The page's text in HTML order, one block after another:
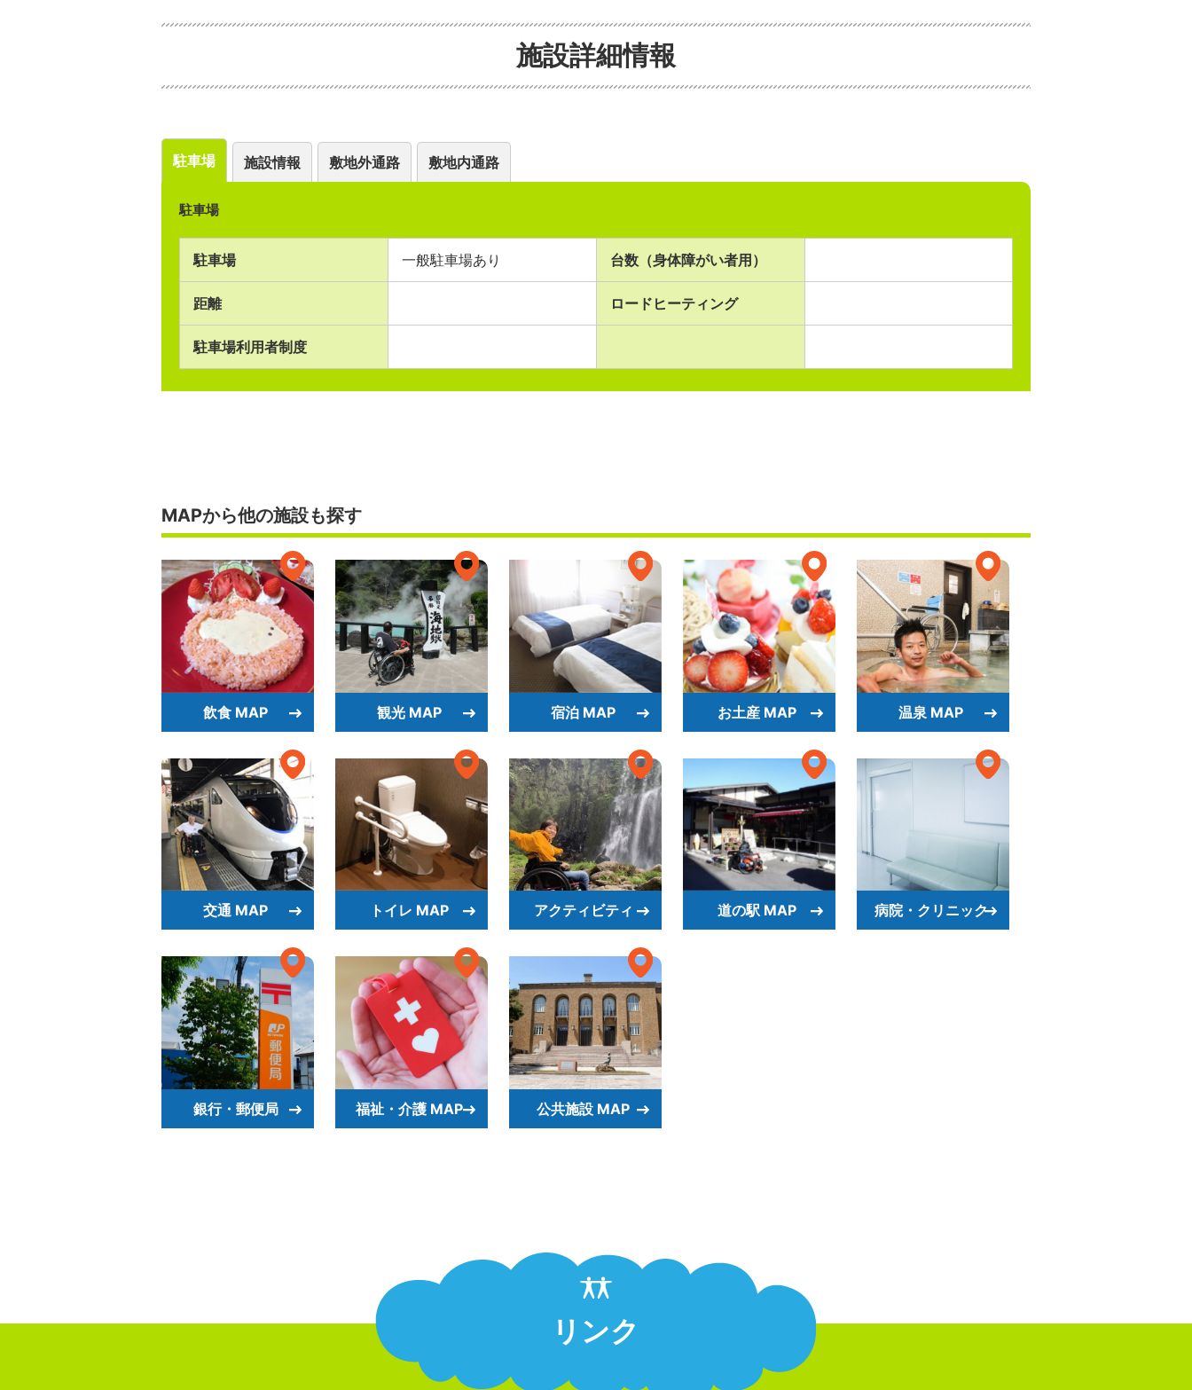
施設詳細情報
駐車場 施設情報 敷地外通路 敷地内通路
駐車場
駐車場 一般駐車場あり 台数（身体障がい者用）
距離 ロードヒーティング
駐車場利用者制度
MAPから他の施設も探す
飲食 MAP 観光 MAP 宿泊 MAP お土産 MAP 温泉 MAP
交通 MAP トイレ MAP アクティビティ 道の駅 MAP 病院・クリニック
銀行・郵便局 福祉・介護 MAP 公共施設 MAP
リンク